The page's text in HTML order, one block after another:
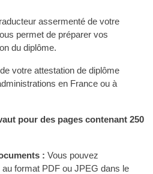
assermenté de votre
permet de préparer vos
du diplôme.
votre attestation de diplôme
en France ou à
pour des pages contenant 250
: Vous pouvez
format PDF ou JPEG dans le